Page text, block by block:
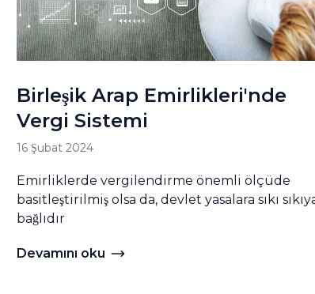
anlatabilir miyim
Birleşik Arap Emirlikleri'nde
Vergi Sistemi
16 Şubat 2024
Emirliklerde vergilendirme önemli ölçüde
basitleştirilmiş olsa da, devlet yasalara sıkı
bağlıdır
Devamını oku Birleşik Arap Emirlikleri'nde
Devamını oku